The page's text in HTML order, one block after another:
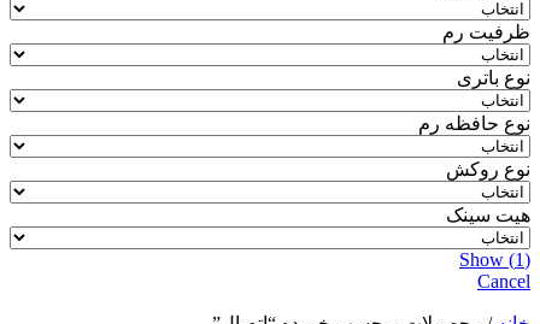
ظرفیت رم
نوع باتری
نوع حافظه رم
نوع روکش
هیت سینک
Show (1)
Cancel